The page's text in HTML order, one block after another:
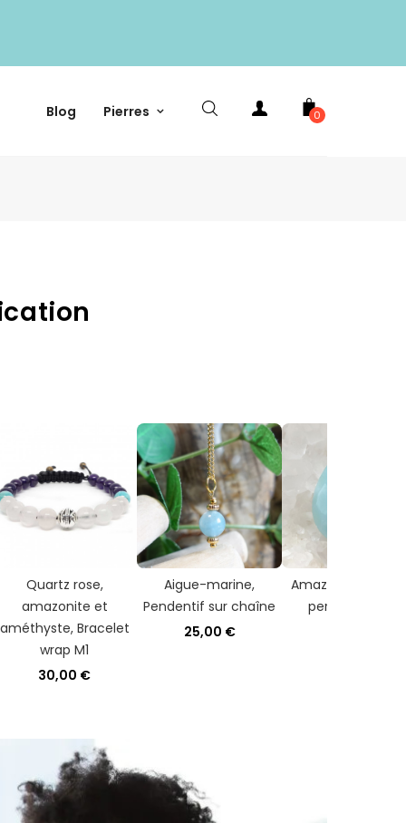
Blog Pierres 0
Quartz rose,
amazonite et
améthyste, Bracelet
wrap M1
30,00 €
Aigue-marine,
Pendentif sur chaîne
25,00 €
Amazonite, 1
perle facettée